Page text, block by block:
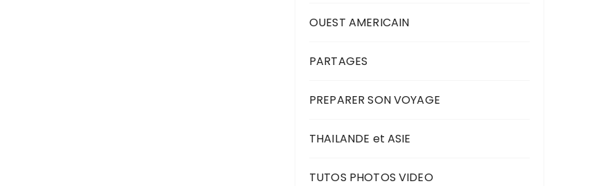
OUEST AMERICAIN
PARTAGES
PREPARER SON VOYAGE
THAILANDE et ASIE
TUTOS PHOTOS VIDEO